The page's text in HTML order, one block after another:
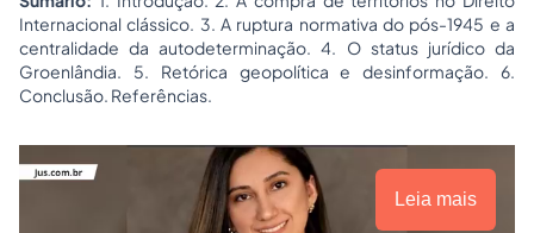
Internacional clássico. 3. A ruptura normativa do pós-1945 e a
centralidade da autodeterminação. 4. O status jurídico da
Groenlândia. 5. Retórica geopolítica e desinformação. 6.
Conclusão. Referências.
Leia mais